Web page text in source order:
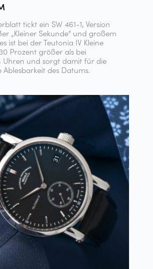
tickt ein SW 461-1, Version
„Kleiner Sekunde“ und großem
ist bei der Teutonia IV Kleine
Prozent größer als bei
Uhren und sorgt damit für die
des Datums.